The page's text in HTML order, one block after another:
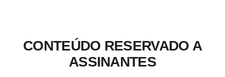
CONTEÚDO RESERVADO A
ASSINANTES